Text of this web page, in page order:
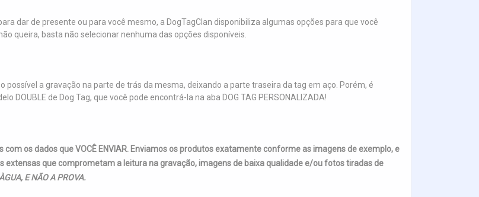
dar de presente ou para você mesmo, a DogTagClan disponibiliza algumas opções para que você
queira, basta não selecionar nenhuma das opções disponíveis.
possível a gravação na parte de trás da mesma, deixando a parte traseira da tag em aço. Porém, é
DOUBLE de Dog Tag, que você pode encontrá-la na aba DOG TAG PERSONALIZADA!
os dados que VOCÊ ENVIAR. Enviamos os produtos exatamente conforme as imagens de exemplo, e
que comprometam a leitura na gravação, imagens de baixa qualidade e/ou fotos tiradas de
E NÃO A PROVA.